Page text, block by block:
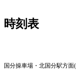
時刻表
国分操車場・北国分駅方面